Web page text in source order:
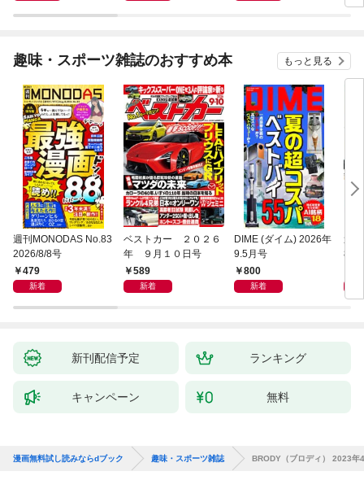
趣味・スポーツ雑誌のおすすめ本 もっと見る
週刊MONODAS No.83
2026/8/8号
479
新着
ベストカー ２０２６
年 ９月１０日号
589
新着
DIME (ダイム) 2026年
9.5月号
800
新着
週
8/
新刊配信予定 ランキング
キャンペーン 無料
漫画無料試し読みならdブック 趣味・スポーツ雑誌 BRODY（ブロディ） 2023年